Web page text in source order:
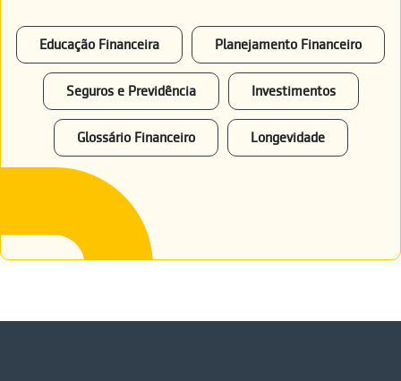
Educação Financeira Planejamento Financeiro
Seguros e Previdência Investimentos
Glossário Financeiro Longevidade